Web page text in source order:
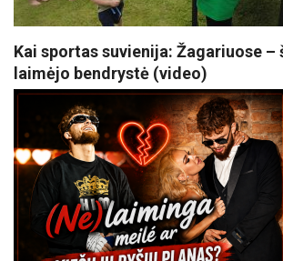
Kai sportas suvienija: Žagariuose –
laimėjo bendrystė (video)